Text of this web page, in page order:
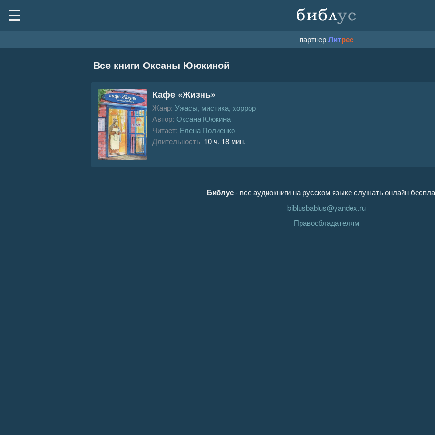
партнерЛитрес
Все книги Оксаны Ююкиной
Кафе «Жизнь»
Жанр: Ужасы, мистика, хоррор
Автор: Оксана Ююкина
Читает: Елена Полиенко
Длительность: 10 ч. 18 мин.
Библус- все аудиокниги на русском языке слушать онлайн
biblusbablus@yandex.ru
Правообладателям